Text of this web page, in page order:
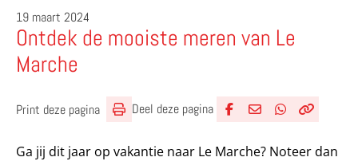
19 maart 2024
Ontdek de mooiste meren van Le
Marche
Print deze pagina Deel deze pagina
Ga jij dit jaar op vakantie naar Le Marche? Noteer dan